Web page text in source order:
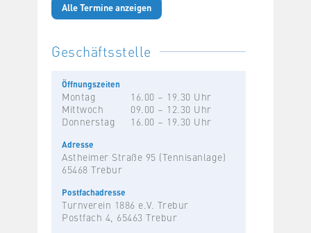
Alle Termine anzeigen
Geschäftsstelle
Öffnungszeiten
Montag
16.00 – 19.30 Uhr
Mittwoch
09.00 – 12.30 Uhr
Donnerstag
16.00 – 19.30 Uhr
Adresse
Astheimer Straße 95 (Tennisanlage)
65468 Trebur
Postfachadresse
Turnverein 1886 e.V. Trebur
Postfach 4, 65463 Trebur